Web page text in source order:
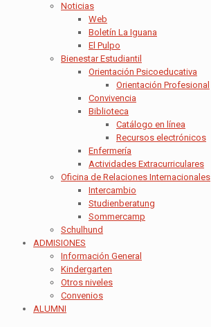
Noticias
Web
Boletín La Iguana
El Pulpo
Bienestar Estudiantil
Orientación Psicoeducativa
Orientación Profesional
Convivencia
Biblioteca
Catálogo en línea
Recursos electrónicos
Enfermería
Actividades Extracurriculares
Oficina de Relaciones Internacionales
Intercambio
Studienberatung
Sommercamp
Schulhund
ADMISIONES
Información General
Kindergarten
Otros niveles
Convenios
ALUMNI